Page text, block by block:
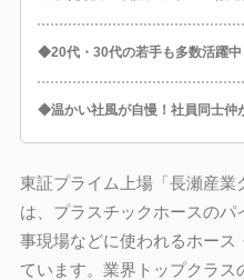
◆20代・30代の若手も多数活躍中
◆温かい社風が自慢！社員同士仲
東証プライム上場「長瀬産業
は、プラスチックホースのパ
事現場などに使われるホース
ています。業界トップクラ